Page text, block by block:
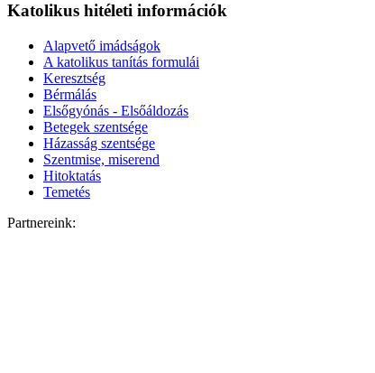
Katolikus hitéleti információk
Alapvető imádságok
A katolikus tanítás formulái
Keresztség
Bérmálás
Elsőgyónás - Elsőáldozás
Betegek szentsége
Házasság szentsége
Szentmise, miserend
Hitoktatás
Temetés
Partnereink: